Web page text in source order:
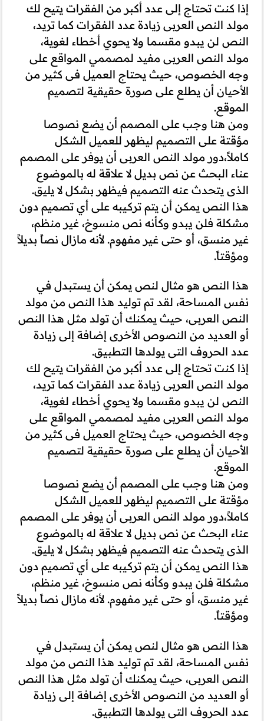
إذا كنت تحتاج إلى عدد أكبر من الفقرات يتيح لك
مولد النص العربى زيادة عدد الفقرات كما تريد،
النص لن يبدو مقسما ولا يحوي أخطاء لغوية،
مولد النص العربى مفيد لمصممي المواقع على
وجه الخصوص، حيث يحتاج العميل فى كثير من
الأحيان أن يطلع على صورة حقيقية لتصميم
الموقع.
ومن هنا وجب على المصمم أن يضع نصوصا
مؤقتة على التصميم ليظهر للعميل الشكل
كاملاً،دور مولد النص العربى أن يوفر على المصمم
عناء البحث عن نص بديل لا علاقة له بالموضوع
الذى يتحدث عنه التصميم فيظهر بشكل لا يليق.
هذا النص يمكن أن يتم تركيبه على أي تصميم دون
مشكلة فلن يبدو وكأنه نص منسوخ، غير منظم،
غير منسق، أو حتى غير مفهوم. لأنه مازال نصاً بديلاً
ومؤقتاً.
هذا النص هو مثال لنص يمكن أن يستبدل في
نفس المساحة، لقد تم توليد هذا النص من مولد
النص العربى، حيث يمكنك أن تولد مثل هذا النص
أو العديد من النصوص الأخرى إضافة إلى زيادة
عدد الحروف التى يولدها التطبيق.
إذا كنت تحتاج إلى عدد أكبر من الفقرات يتيح لك
مولد النص العربى زيادة عدد الفقرات كما تريد،
النص لن يبدو مقسما ولا يحوي أخطاء لغوية،
مولد النص العربى مفيد لمصممي المواقع على
وجه الخصوص، حيث يحتاج العميل فى كثير من
الأحيان أن يطلع على صورة حقيقية لتصميم
الموقع.
ومن هنا وجب على المصمم أن يضع نصوصا
مؤقتة على التصميم ليظهر للعميل الشكل
كاملاً،دور مولد النص العربى أن يوفر على المصمم
عناء البحث عن نص بديل لا علاقة له بالموضوع
الذى يتحدث عنه التصميم فيظهر بشكل لا يليق.
هذا النص يمكن أن يتم تركيبه على أي تصميم دون
مشكلة فلن يبدو وكأنه نص منسوخ، غير منظم،
غير منسق، أو حتى غير مفهوم. لأنه مازال نصاً بديلاً
ومؤقتاً.
هذا النص هو مثال لنص يمكن أن يستبدل في
نفس المساحة، لقد تم توليد هذا النص من مولد
النص العربى، حيث يمكنك أن تولد مثل هذا النص
أو العديد من النصوص الأخرى إضافة إلى زيادة
عدد الحروف التى يولدها التطبيق.